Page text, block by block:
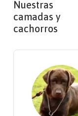
Nuestras
camadas y
cachorros